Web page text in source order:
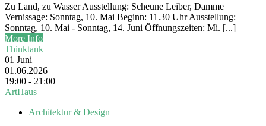
Zu Land, zu Wasser Ausstellung: Scheune Leiber, Damme
Vernissage: Sonntag, 10. Mai Beginn: 11.30 Uhr Ausstellung:
Sonntag, 10. Mai - Sonntag, 14. Juni Öffnungszeiten: Mi. [...]
More Info
Thinktank
01 Juni
01.06.2026
19:00 - 21:00
ArtHaus
Architektur & Design